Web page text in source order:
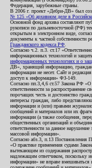
Федерация, зарубежные страны.
В 2006 г. проект «Дебри-ДВ» был
№ 125 «Об архивном деле в
Основной фонд архива составляют
рукописи по дальневосточной (РФ)
открытым в электронном виде,
документы к частной собственности
Гражданского кодекса РФ
Согласно ч.2. п.3. ст.17
информационных технологий и
информационных технологиях и о
ДВ», хранящий информацию,
информации не несет. Сайт и
доступ к информации» ФЗ-149.
Согласно пп.3,4,6 ст.57 Закона РФ
ответственности за распространение
порочащих честь и достоинство
интересы граждан, либо
информации и (или) правами
сообщений и материалов или их
информации (а также сообщения,
общественных организаций и
ответственности за данное
массовой информации».
Согласно абз.3, п.13
«О практике применения судами
вытекающим из содержания
надлежащим ответчиком, поскольку
информации» не вправе вмешиваться